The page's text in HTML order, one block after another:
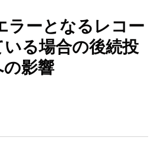
ラーとなるレコー
いる場合の後続投
影響